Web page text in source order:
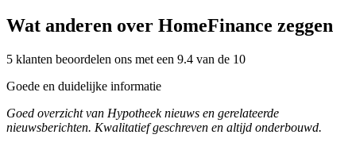
Wat anderen over HomeFinance zeggen
5 klanten beoordelen ons met een 9.4 van de 10
Goede en duidelijke informatie
Goed overzicht van Hypotheek nieuws en gerelateerde
nieuwsberichten. Kwalitatief geschreven en altijd onderbouwd.